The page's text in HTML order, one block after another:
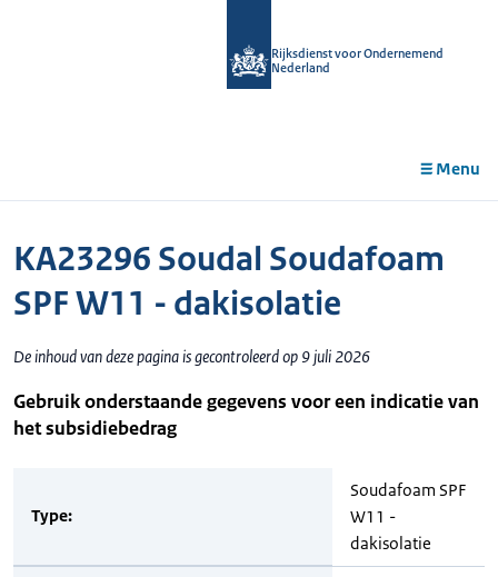
Rijksdienst voor Ondernemend
Nederland
Menu
KA23296 Soudal Soudafoam
SPF W11 - dakisolatie
De inhoud van deze pagina is gecontroleerd op 9 juli 2026
Gebruik onderstaande gegevens voor een indicatie van
het subsidiebedrag
Type:
Soudafoam SPF
W11 -
dakisolatie